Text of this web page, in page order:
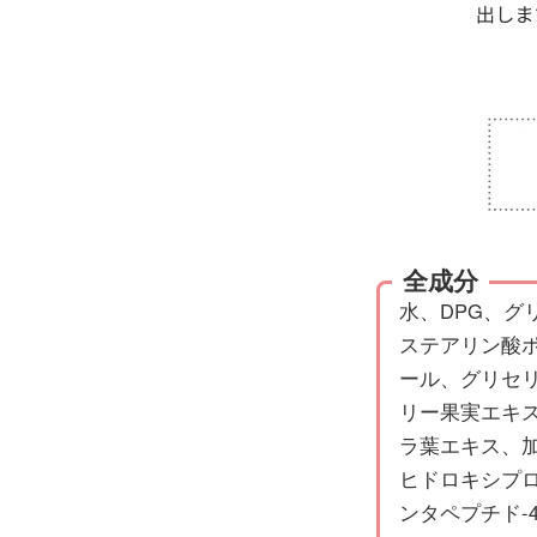
全成分
水、DPG、グ
ステアリン酸
ール、グリセ
リー果実エキ
ラ葉エキス、
ヒドロキシプ
ンタペプチド